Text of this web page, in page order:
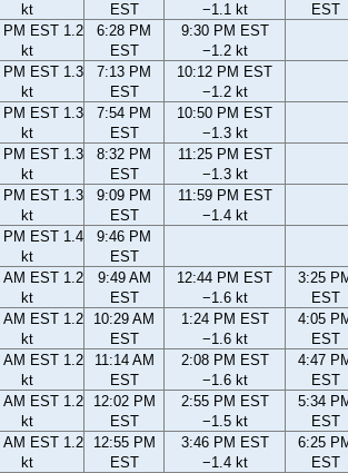
kt
EST
−1.1 kt
EST
PM EST 1.2
kt
6:28 PM
EST
9:30 PM EST
−1.2 kt
PM EST 1.3
kt
7:13 PM
EST
10:12 PM EST
−1.2 kt
PM EST 1.3
kt
7:54 PM
EST
10:50 PM EST
−1.3 kt
PM EST 1.3
kt
8:32 PM
EST
11:25 PM EST
−1.3 kt
PM EST 1.3
kt
9:09 PM
EST
11:59 PM EST
−1.4 kt
PM EST 1.4
kt
9:46 PM
EST
AM EST 1.2
kt
9:49 AM
EST
12:44 PM EST
−1.6 kt
3:25
EST
AM EST 1.2
kt
10:29 AM
EST
1:24 PM EST
−1.6 kt
4:05
EST
AM EST 1.2
kt
11:14 AM
EST
2:08 PM EST
−1.6 kt
4:47
EST
AM EST 1.2
kt
12:02 PM
EST
2:55 PM EST
−1.5 kt
5:34
EST
AM EST 1.2
kt
12:55 PM
EST
3:46 PM EST
−1.4 kt
6:25
EST